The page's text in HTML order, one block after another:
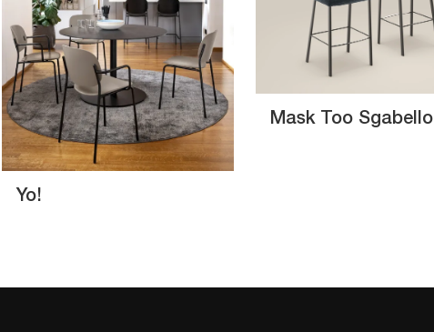
Yo!
Mask Too Sgabello